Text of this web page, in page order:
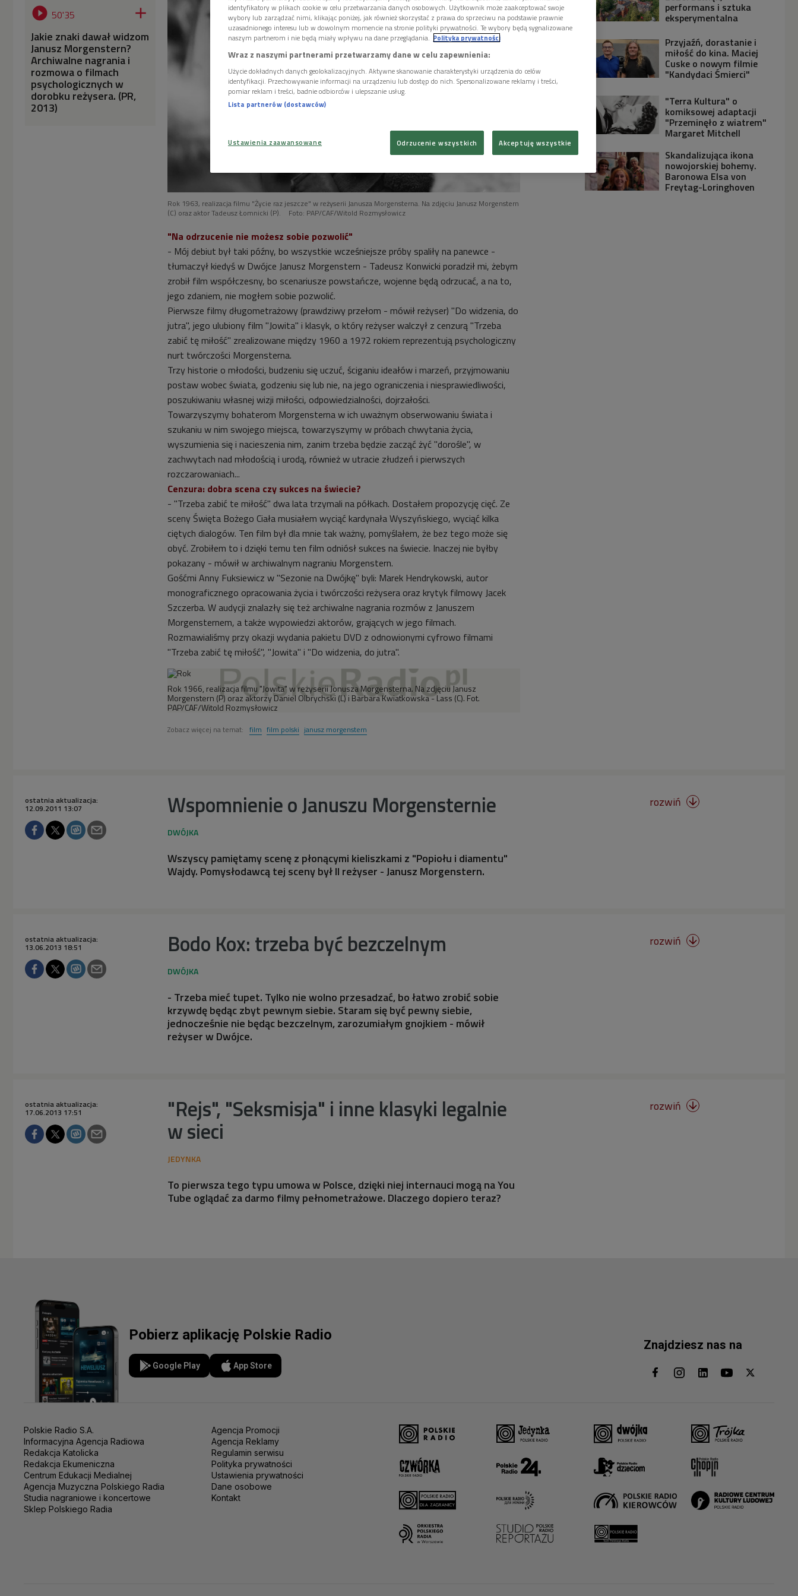
 50'35 
Jakie znaki dawał widzom
Janusz Morgenstern?
Archiwalne nagrania i
rozmowa o filmach
psychologicznych w
dorobku reżysera. (PR,
2013)
Rok 1963, realizacja filmu "Życie raz jeszcze" w reżyserii Janusza Morgensterna. Na zdjęciu Janusz Morgenstern
(C) oraz aktor Tadeusz Łomnicki (P).
Foto: PAP/CAF/Witold Rozmysłowicz
"Na odrzucenie nie możesz sobie pozwolić"
- Mój debiut był taki późny, bo wszystkie wcześniejsze próby spaliły na panewce -
tłumaczył kiedyś w Dwójce Janusz Morgenstern - Tadeusz Konwicki poradził mi, żebym
zrobił film współczesny, bo scenariusze powstańcze, wojenne będą odrzucać, a na to,
jego zdaniem, nie mogłem sobie pozwolić.
Pierwsze filmy długometrażowy (prawdziwy przełom - mówił reżyser) "Do widzenia, do
jutra", jego ulubiony film "Jowita" i klasyk, o który reżyser walczył z cenzurą "Trzeba
zabić tę miłość" zrealizowane między 1960 a 1972 rokiem reprezentują psychologiczny
nurt twórczości Morgensterna.
Trzy historie o młodości, budzeniu się uczuć, ściganiu ideałów i marzeń, przyjmowaniu
postaw wobec świata, godzeniu się lub nie, na jego ograniczenia i niesprawiedliwości,
poszukiwaniu własnej wizji miłości, odpowiedzialności, dojrzałości.
Towarzyszymy bohaterom Morgensterna w ich uważnym obserwowaniu świata i
szukaniu w nim swojego miejsca, towarzyszymy w próbach chwytania życia,
wyszumienia się i nacieszenia nim, zanim trzeba będzie zacząć żyć "dorośle", w
zachwytach nad młodością i urodą, również w utracie złudzeń i pierwszych
rozczarowaniach...
Cenzura: dobra scena czy sukces na świecie?
- "Trzeba zabić te miłość" dwa lata trzymali na półkach. Dostałem propozycję cięć. Ze
sceny Święta Bożego Ciała musiałem wyciąć kardynała Wyszyńskiego, wyciąć kilka
ciętych dialogów. Ten film był dla mnie tak ważny, pomyślałem, że bez tego może się
obyć. Zrobiłem to i dzięki temu ten film odniósł sukces na świecie. Inaczej nie byłby
pokazany - mówił w archiwalnym nagraniu Morgenstern.
Gośćmi Anny Fuksiewicz w "Sezonie na Dwójkę" byli: Marek Hendrykowski, autor
monograficznego opracowania życia i twórczości reżysera oraz krytyk filmowy Jacek
Szczerba. W audycji znalazły się też archiwalne nagrania rozmów z Januszem
Morgensternem, a także wypowiedzi aktorów, grających w jego filmach.
Rozmawialiśmy przy okazji wydania pakietu DVD z odnowionymi cyfrowo filmami
"Trzeba zabić tę miłość", "Jowita" i "Do widzenia, do jutra".
Rok 1966, realizacja filmu "Jowita" w reżyserii Jonusza Morgensterna. Na zdjęciu Janusz
Morgenstern (P) oraz aktorzy Daniel Olbrychski (L) i Barbara Kwiatkowska - Lass (C). Fot.
PAP/CAF/Witold Rozmysłowicz
Zobacz więcej na temat: film film polski janusz morgenstern
performans i sztuka
eksperymentalna
Przyjaźń, dorastanie i
miłość do kina. Maciej
Cuske o nowym filmie
"Kandydaci Śmierci"
"Terra Kultura" o
komiksowej adaptacji
"Przeminęło z wiatrem"
Margaret Mitchell
Skandalizująca ikona
nowojorskiej bohemy.
Baronowa Elsa von
Freytag-Loringhoven
Wspomnienie o Januszu Morgensternie
ostatnia aktualizacja:
12.09.2011 13:07
Wszyscy pamiętamy scenę z płonącymi kieliszkami z "Popiołu i diamentu"
Wajdy. Pomysłodawcą tej sceny był II reżyser - Janusz Morgenstern.
rozwiń 
Bodo Kox: trzeba być bezczelnym
ostatnia aktualizacja:
13.06.2013 18:51
- Trzeba mieć tupet. Tylko nie wolno przesadzać, bo łatwo zrobić sobie
krzywdę będąc zbyt pewnym siebie. Staram się być pewny siebie,
jednocześnie nie będąc bezczelnym, zarozumiałym gnojkiem - mówił
reżyser w Dwójce.
rozwiń 
"Rejs", "Seksmisja" i inne klasyki legalnie
w sieci
ostatnia aktualizacja:
17.06.2013 17:51
To pierwsza tego typu umowa w Polsce, dzięki niej internauci mogą na You
Tube oglądać za darmo filmy pełnometrażowe. Dlaczego dopiero teraz?
rozwiń 
Pobierz aplikację Polskie Radio
Google Play App Store
Znajdziesz nas na
Polskie Radio S.A.
Informacyjna Agencja Radiowa
Redakcja Katolicka
Redakcja Ekumeniczna
Centrum Edukacji Medialnej
Agencja Muzyczna Polskiego Radia
Studia nagraniowe i koncertowe
Sklep Polskiego Radia
Agencja Promocji
Agencja Reklamy
Regulamin serwisu
Polityka prywatności
Ustawienia prywatności
Dane osobowe
Kontakt
identyfikatory w plikach cookie w celu przetwarzania danych osobowych. Użytkownik może zaakceptować swoje
wybory lub zarządzać nimi, klikając poniżej, jak również skorzystać z prawa do sprzeciwu na podstawie prawnie
uzasadnionego interesu lub w dowolnym momencie na stronie polityki prywatności. Te wybory będą sygnalizowane
naszym partnerom i nie będą miały wpływu na dane przeglądania. Polityka prywatności
Wraz z naszymi partnerami przetwarzamy dane w celu zapewnienia:
Użycie dokładnych danych geolokalizacyjnych. Aktywne skanowanie charakterystyki urządzenia do celów
identyfikacji. Przechowywanie informacji na urządzeniu lub dostęp do nich. Spersonalizowane reklamy i treści,
pomiar reklam i treści, badnie odbiorców i ulepszanie usług.
Lista partnerów (dostawców)
Ustawienia zaawansowane Odrzucenie wszystkich Akceptuję wszystkie